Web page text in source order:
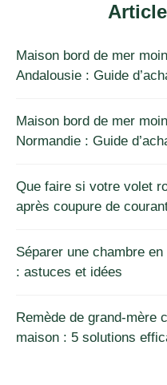
Maison bord de mer
Andalousie : Guide
Maison bord de mer
Normandie : Guide
Que faire si votre volet
après coupure de
Séparer une chambre
: astuces et idées
Remède de grand-mère
maison : 5 solutions